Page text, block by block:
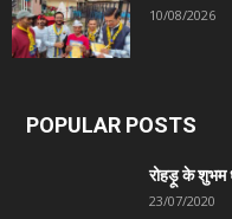
10/08/2026
POPULAR POSTS
रोहड़ू के शुभम
23/07/2020